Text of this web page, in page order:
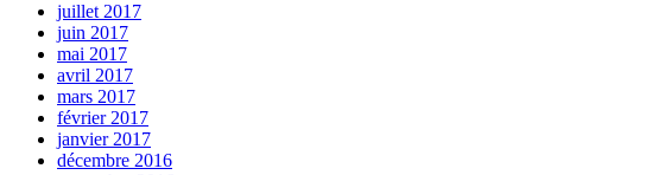
juillet 2017
juin 2017
mai 2017
avril 2017
mars 2017
février 2017
janvier 2017
décembre 2016